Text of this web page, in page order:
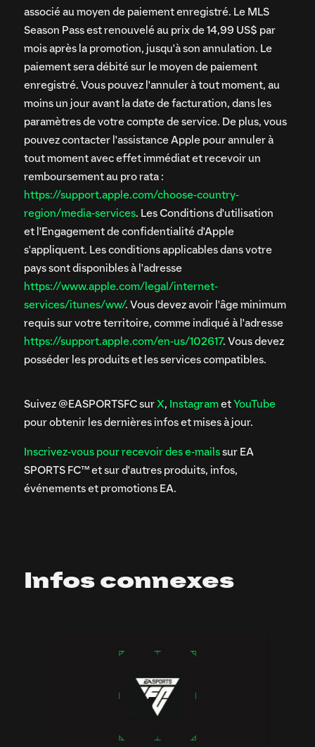
associé au moyen de paiement enregistré. Le MLS
Season Pass est renouvelé au prix de 14,99 US$ par
mois après la promotion, jusqu'à son annulation. Le
paiement sera débité sur le moyen de paiement
enregistré. Vous pouvez l'annuler à tout moment, au
moins un jour avant la date de facturation, dans les
paramètres de votre compte de service. De plus, vous
pouvez contacter l'assistance Apple pour annuler à
tout moment avec effet immédiat et recevoir un
remboursement au pro rata :
https://support.apple.com/choose-country-
region/media-services. Les Conditions d'utilisation
et l'Engagement de confidentialité d'Apple
s'appliquent. Les conditions applicables dans votre
pays sont disponibles à l'adresse
https://www.apple.com/legal/internet-
services/itunes/ww/. Vous devez avoir l'âge minimum
requis sur votre territoire, comme indiqué à l'adresse
https://support.apple.com/en-us/102617. Vous devez
posséder les produits et les services compatibles.
Suivez @EASPORTSFC surX, InstagrametYouTube
pour obtenir les dernières infos et mises à jour.
Inscrivez-vous pour recevoir des e-mailssur EA
SPORTS FC™ et sur d'autres produits, infos,
événements et promotions EA.